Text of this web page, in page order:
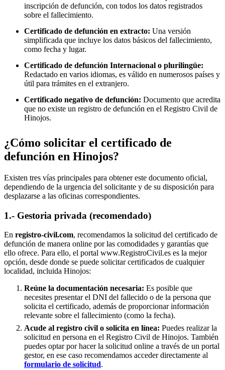
inscripción de defunción, con todos los datos registrados
sobre el fallecimiento.
Certificado de defunción en extracto: Una versión
simplificada que incluye los datos básicos del fallecimiento,
como fecha y lugar.
Certificado de defunción Internacional o plurilingüe:
Redactado en varios idiomas, es válido en numerosos países y
útil para trámites en el extranjero.
Certificado negativo de defunción: Documento que acredita
que no existe un registro de defunción en el Registro Civil de
Hinojos.
¿Cómo solicitar el certificado de
defunción en Hinojos?
Existen tres vías principales para obtener este documento oficial,
dependiendo de la urgencia del solicitante y de su disposición para
desplazarse a las oficinas correspondientes.
1.- Gestoria privada (recomendado)
En registro-civil.com, recomendamos la solicitud del certificado de
defunción de manera online por las comodidades y garantías que
ello ofrece. Para ello, el portal www.RegistroCivil.es es la mejor
opción, desde donde se puede solicitar certificados de cualquier
localidad, incluida Hinojos:
Reúne la documentación necesaria: Es posible que
necesites presentar el DNI del fallecido o de la persona que
solicita el certificado, además de proporcionar información
relevante sobre el fallecimiento (como la fecha).
Acude al registro civil o solicita en línea: Puedes realizar la
solicitud en persona en el Registro Civil de Hinojos. También
puedes optar por hacer la solicitud online a través de un portal
gestor, en ese caso recomendamos acceder directamente al
formulario de solicitud.